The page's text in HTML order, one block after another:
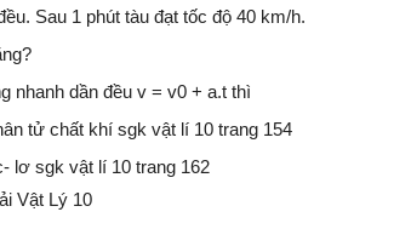
Sau 1 phút tàu đạt tốc độ 40 km/h.
nhanh dần đều v = v0 + a.t thì
tử chất khí sgk vật lí 10 trang 154
lơ sgk vật lí 10 trang 162
Vật Lý 10